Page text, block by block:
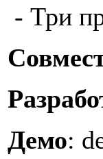
- Три
Демо: